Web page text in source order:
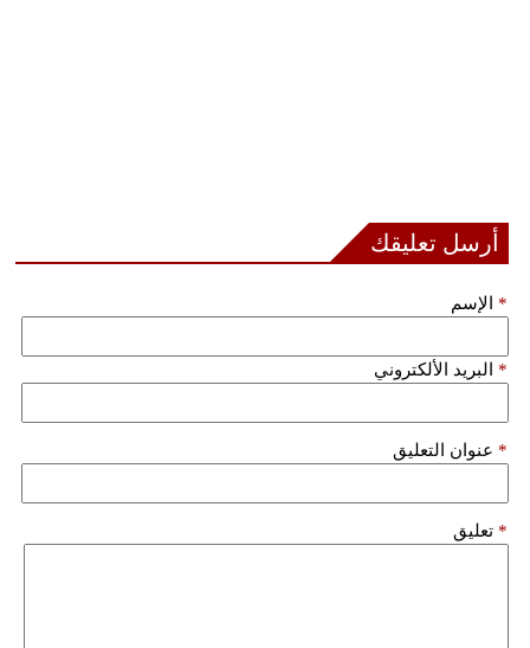
أرسل تعليقك
الإسم *
البريد الألكتروني *
عنوان التعليق *
تعليق *